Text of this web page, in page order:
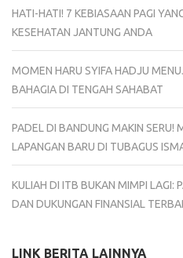
HATI-HATI! 7 KEBIASAAN PAGI
KESEHATAN JANTUNG ANDA
MOMEN HARU SYIFA HADJU
BAHAGIA DI TENGAH SAHABAT
PADEL DI BANDUNG MAKIN SERU!
LAPANGAN BARU DI TUBAGUS
KULIAH DI ITB BUKAN MIMPI LAGI:
DAN DUKUNGAN FINANSIAL
LINK BERITA LAINNYA